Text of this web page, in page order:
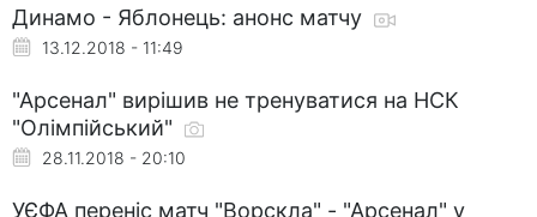
Динамо - Яблонець: анонс матчу
13.12.2018 - 11:49
"Арсенал" вирішив не тренуватися на НСК
"Олімпійський"
28.11.2018 - 20:10
УЄФА переніс матч "Ворскла" - "Арсенал" у